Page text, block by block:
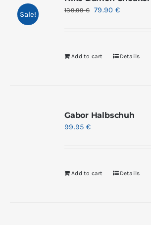
Sale! 139.99€ 79.90 €
Add to cart Details
Gabor Halbschuh
99.95 €
Add to cart Details